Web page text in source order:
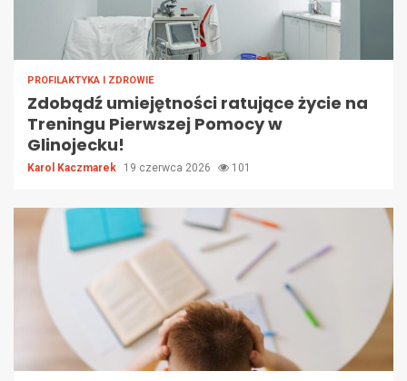
PROFILAKTYKA I ZDROWIE
Zdobądź umiejętności ratujące życie na
Treningu Pierwszej Pomocy w
Glinojecku!
Karol Kaczmarek 19 czerwca 2026 101